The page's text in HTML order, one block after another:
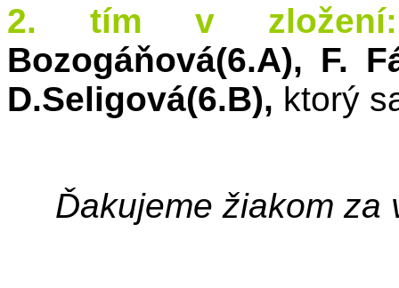
2. tím v zložení:
Bozogáňová(6.A), F.
D.Seligová(6.B), ktorý
Ďakujeme žiakom za